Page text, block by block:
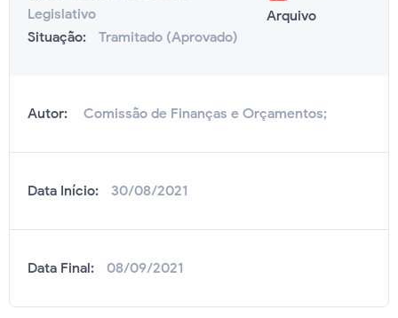
Legislativo
Situação:
Tramitado (Aprovado)
Arquivo
Autor: Comissão de Finanças e Orçamentos;
Data Início: 30/08/2021
Data Final: 08/09/2021